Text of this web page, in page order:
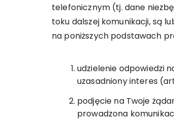
telefonicznym (tj. dane
toku dalszej komunikacji, są
na poniższych podstawach
udzielenie odpowiedzi
uzasadniony interes
podjęcie na Twoje
prowadzona